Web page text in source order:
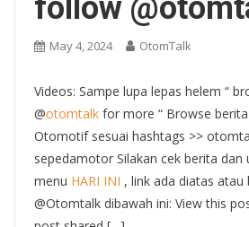
follow
May 4, 2024 OtomTalk
Videos: Sampe lupa lepas helem “
@otomtalkfor more “ Browse
Otomotif sesuai hashtags >>
sepedamotor Silakan cek berita dan
menu HARI INI , link ada diatas atau
@Otomtalk dibawah ini: View this